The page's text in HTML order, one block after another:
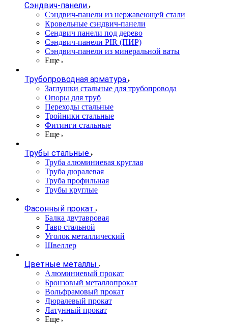
Сэндвич-панели
Cэндвич-панели из нержавеющей стали
Кровельные сэндвич-панели
Сендвич панели под дерево
Сэндвич-панели PIR (ПИР)
Сэндвич-панели из минеральной ваты
Еще
Трубопроводная арматура
Заглушки стальные для трубопровода
Опоры для труб
Переходы стальные
Тройники стальные
Фитинги стальные
Еще
Трубы стальные
Труба алюминиевая круглая
Труба дюралевая
Труба профильная
Трубы круглые
Фасонный прокат
Балка двутавровая
Тавр стальной
Уголок металлический
Швеллер
Цветные металлы
Алюминиевый прокат
Бронзовый металлопрокат
Вольфрамовый прокат
Дюралевый прокат
Латунный прокат
Еще